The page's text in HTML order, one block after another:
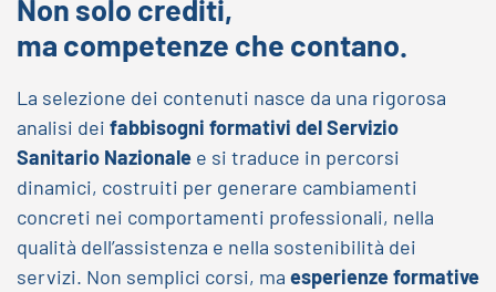
Non solo crediti,
ma competenze che contano.
La selezione dei contenuti nasce da una rigorosa
analisi dei fabbisogni formativi del Servizio
Sanitario Nazionale e si traduce in percorsi
dinamici, costruiti per generare cambiamenti
concreti nei comportamenti professionali, nella
qualità dell’assistenza e nella sostenibilità dei
servizi. Non semplici corsi, ma esperienze formative